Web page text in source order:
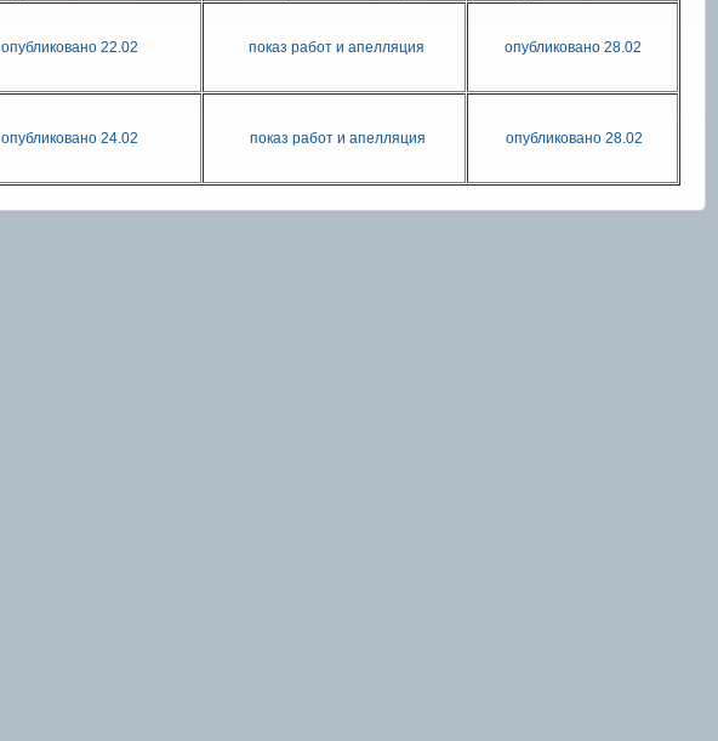
опубликовано 22.02 показ работ и апелляция опубликовано 28.02
опубликовано 24.02 показ работ и апелляция опубликовано 28.02